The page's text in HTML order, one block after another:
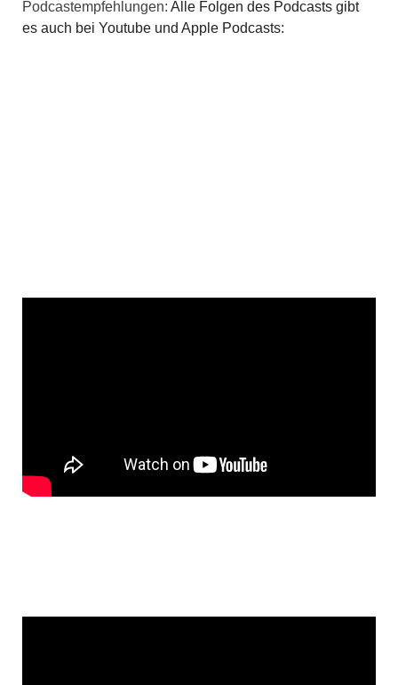
Podcastempfehlungen: Alle Folgen des Podcasts gibt
es auch bei Youtube und Apple Podcasts: